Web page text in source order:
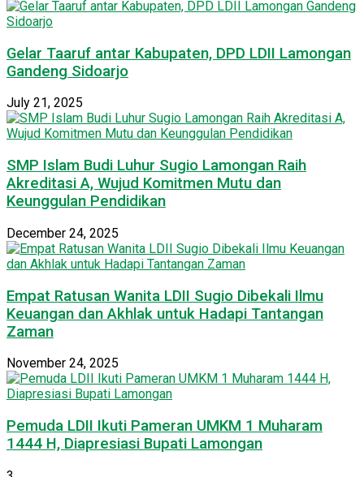
Gelar Taaruf antar Kabupaten, DPD LDII Lamongan
Gandeng Sidoarjo
July 21, 2025
SMP Islam Budi Luhur Sugio Lamongan Raih
Akreditasi A, Wujud Komitmen Mutu dan
Keunggulan Pendidikan
December 24, 2025
Empat Ratusan Wanita LDII Sugio Dibekali Ilmu
Keuangan dan Akhlak untuk Hadapi Tantangan
Zaman
November 24, 2025
Pemuda LDII Ikuti Pameran UMKM 1 Muharam
1444 H, Diapresiasi Bupati Lamongan